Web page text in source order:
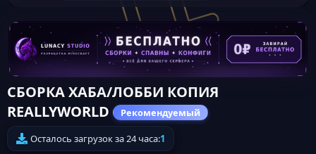
СБОРКА ХАБА/ЛОББИ КОПИЯ
REALLYWORLD
Рекомендуемый
Осталось загрузок за 24 часа:1